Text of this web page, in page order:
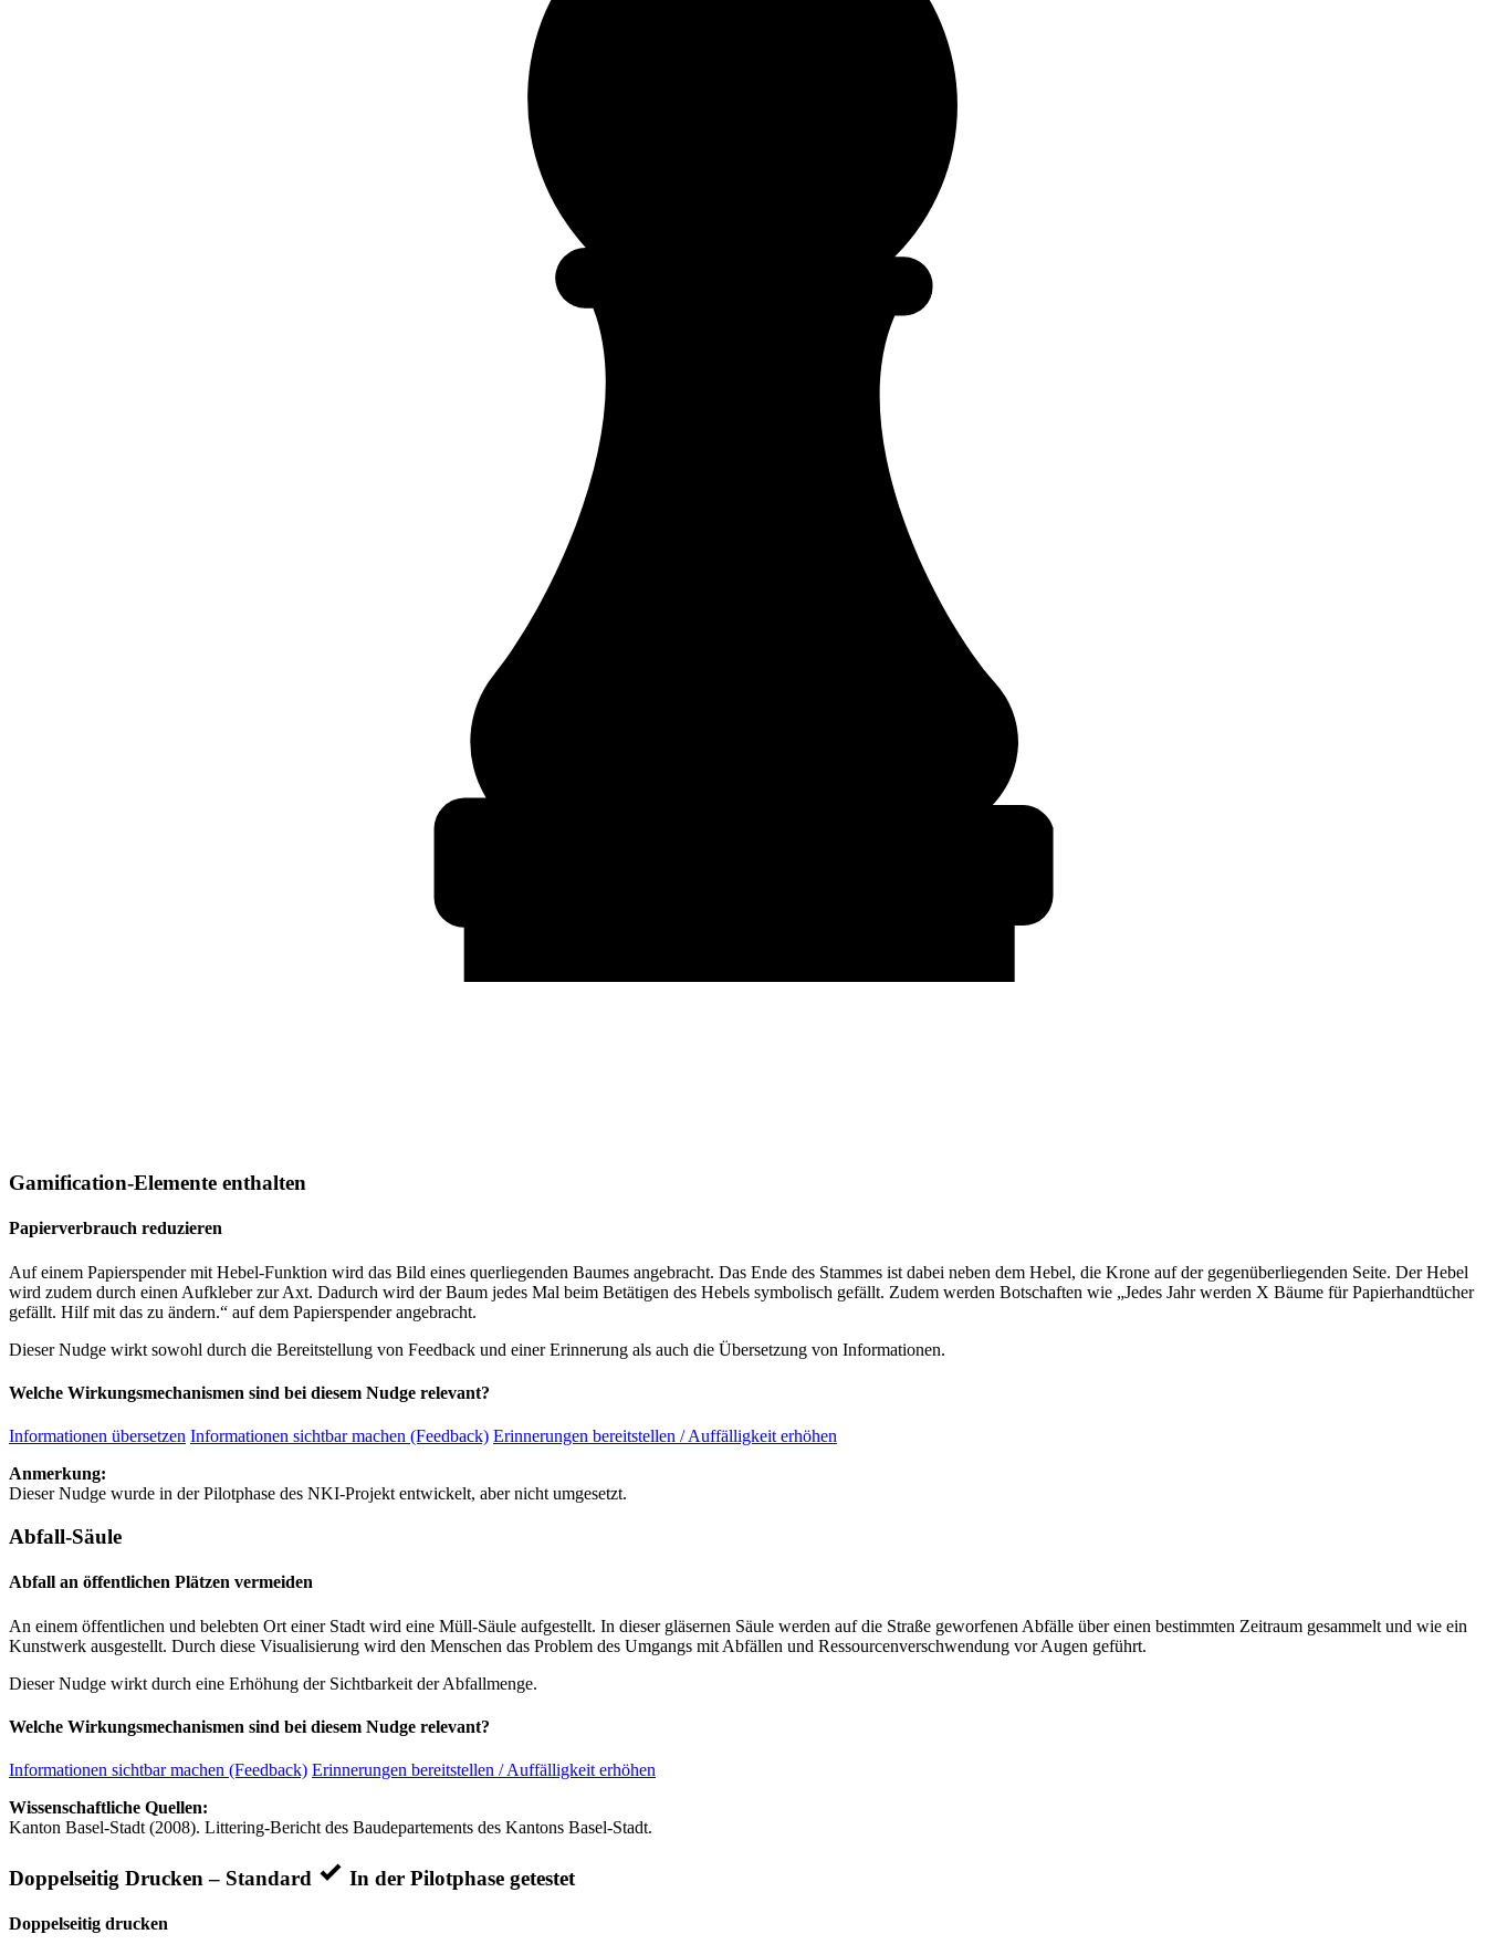
Gamification-Elemente enthalten
Papierverbrauch reduzieren
Auf einem Papierspender mit Hebel-Funktion wird das Bild eines querliegenden Baumes angebracht. Das Ende des Stammes ist dabei neben dem Hebel, die Krone auf der gegenüberliegenden Seite. Der Hebel
wird zudem durch einen Aufkleber zur Axt. Dadurch wird der Baum jedes Mal beim Betätigen des Hebels symbolisch gefällt. Zudem werden Botschaften wie „Jedes Jahr werden X Bäume für Papierhandtücher
gefällt. Hilf mit das zu ändern.“ auf dem Papierspender angebracht.
Dieser Nudge wirkt sowohl durch die Bereitstellung von Feedback und einer Erinnerung als auch die Übersetzung von Informationen.
Welche Wirkungsmechanismen sind bei diesem Nudge relevant?
Informationen übersetzen Informationen sichtbar machen (Feedback) Erinnerungen bereitstellen / Auffälligkeit erhöhen
Anmerkung:
Dieser Nudge wurde in der Pilotphase des NKI-Projekt entwickelt, aber nicht umgesetzt.
Abfall-Säule
Abfall an öffentlichen Plätzen vermeiden
An einem öffentlichen und belebten Ort einer Stadt wird eine Müll-Säule aufgestellt. In dieser gläsernen Säule werden auf die Straße geworfenen Abfälle über einen bestimmten Zeitraum gesammelt und wie ein
Kunstwerk ausgestellt. Durch diese Visualisierung wird den Menschen das Problem des Umgangs mit Abfällen und Ressourcenverschwendung vor Augen geführt.
Dieser Nudge wirkt durch eine Erhöhung der Sichtbarkeit der Abfallmenge.
Welche Wirkungsmechanismen sind bei diesem Nudge relevant?
Informationen sichtbar machen (Feedback) Erinnerungen bereitstellen / Auffälligkeit erhöhen
Wissenschaftliche Quellen:
Kanton Basel-Stadt (2008). Littering-Bericht des Baudepartements des Kantons Basel-Stadt.
Doppelseitig Drucken – Standard In der Pilotphase getestet
Doppelseitig drucken